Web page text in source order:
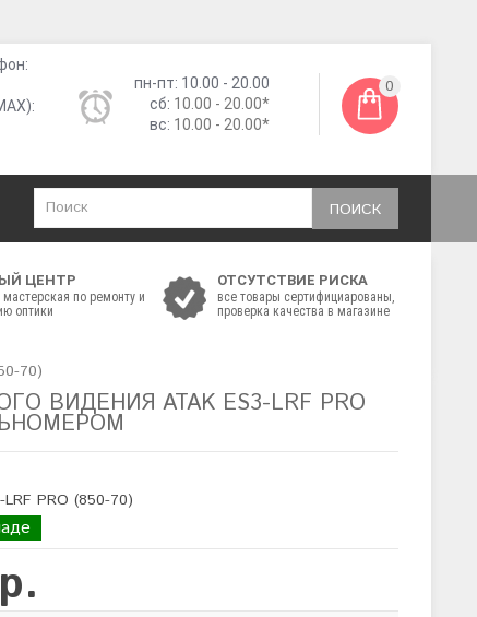
пн-пт: 10.00 - 20.00
сб: 10.00 - 20.00*
вс: 10.00 - 20.00*
0
ПОИСК
ЦЕНТР
мастерская по ремонту и
оптики
ОТСУТСТВИЕ РИСКА
все товары сертифициарованы,
проверка качества в магазине
70)
ВИДЕНИЯ ATAK ES3-LRF PRO
PRO (850-70)